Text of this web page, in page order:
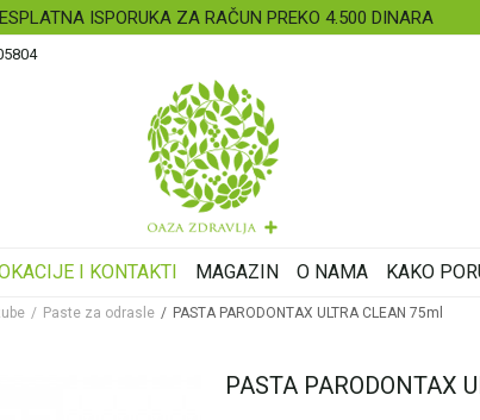
ISPORUKA ZA RAČUN PREKO 4.500 DINARA
I KONTAKTI MAGAZIN O NAMA KAKO
Paste za odrasle PASTA PARODONTAX ULTRA CLEAN 75ml
PASTA PARODONTAX